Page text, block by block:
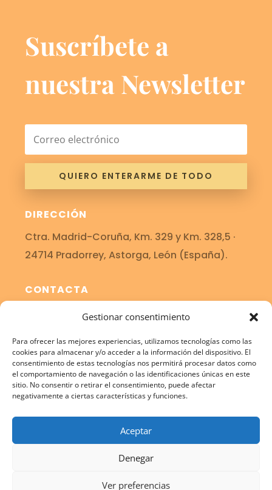
Gestionar consentimiento
Para ofrecer las mejores experiencias, utilizamos tecnologías como las
cookies para almacenar y/o acceder a la información del dispositivo. El
consentimiento de estas tecnologías nos permitirá procesar datos como
el comportamiento de navegación o las identificaciones únicas en este
sitio. No consentir o retirar el consentimiento, puede afectar
negativamente a ciertas características y funciones.
Aceptar
Denegar
Ver preferencias
Suscríbete a
nuestra Newsletter
QUIERO ENTERARME DE TODO
DIRECCIÓN
Ctra. Madrid-Coruña, Km. 329 y Km. 328,5 ·
24714 Pradorrey, Astorga, León (España).
CONTACTA
(34) 987 618 605
HORARIO
L - V :8am–4pm
Sábado: 9am–1pm